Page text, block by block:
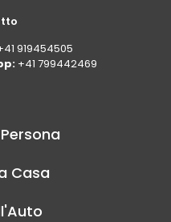
919454505
+41 799442469
Casa